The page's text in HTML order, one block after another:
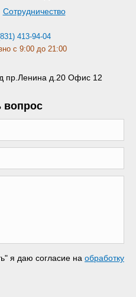
Сотрудничество
413-94-04
с 9:00 до 21:00
пр.Ленина д.20 Офис 12
вопрос
я даю согласие на обработку